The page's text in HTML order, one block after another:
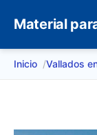
Material
Inicio Vallados